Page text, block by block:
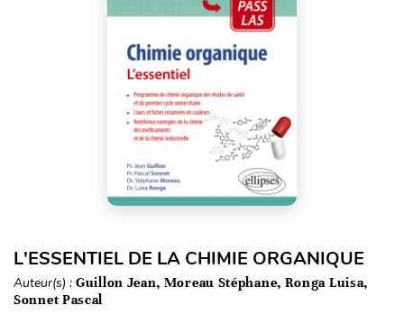
L'ESSENTIEL DE LA CHIMIE ORGANIQUE
Auteur(s) : Guillon Jean, Moreau Stéphane, Ronga Luisa,
Sonnet Pascal